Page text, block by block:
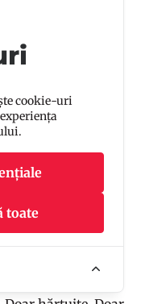
de a
devenit
nimeni nu
nu te
ieși din
de groază.
de multe zile
reușit să ajungă
înjurate, doar
cookie-uri
toate